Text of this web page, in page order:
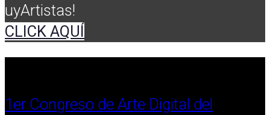
uyArtistas!
CLICK AQUÍ
1er Congreso de Arte Digital del